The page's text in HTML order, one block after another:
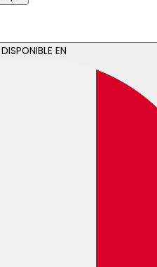
DISPONIBLE EN